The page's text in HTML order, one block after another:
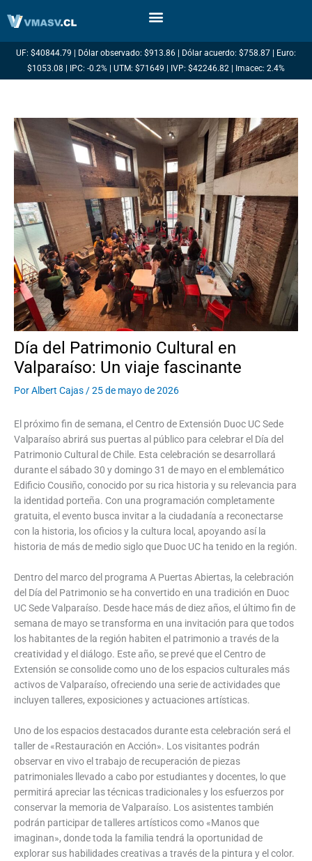
UF: $40844.79 | Dólar observado: $913.86 | Dólar acuerdo: $758.87 | Euro:
$1053.08 | IPC: -0.2% | UTM: $71649 | IVP: $42246.82 | Imacec: 2.4%
Día del Patrimonio Cultural en
Valparaíso: Un viaje fascinante
PorAlbert Cajas /25 de mayo de 2026
El próximo fin de semana, el Centro de Extensión Duoc UC Sede
Valparaíso abrirá sus puertas al público para celebrar el Día del
Patrimonio Cultural de Chile. Esta celebración se desarrollará
durante el sábado 30 y domingo 31 de mayo en el emblemático
Edificio Cousiño, conocido por su rica historia y su relevancia para
la identidad porteña. Con una programación completamente
gratuita, el evento busca invitar a la ciudadanía a reconectarse
con la historia, los oficios y la cultura local, apoyando así la
historia de más de medio siglo que Duoc UC ha tenido en la región.
Dentro del marco del programa A Puertas Abiertas, la celebración
del Día del Patrimonio se ha convertido en una tradición en Duoc
UC Sede Valparaíso. Desde hace más de diez años, el último fin de
semana de mayo se transforma en una invitación para que todos
los habitantes de la región habiten el patrimonio a través de la
creatividad y el diálogo. Este año, se prevé que el Centro de
Extensión se consolide como uno de los espacios culturales más
activos de Valparaíso, ofreciendo una serie de actividades que
incluyen talleres, exposiciones y actuaciones artísticas.
Uno de los espacios destacados durante esta celebración será el
taller de «Restauración en Acción». Los visitantes podrán
observar en vivo el trabajo de recuperación de piezas
patrimoniales llevado a cabo por estudiantes y docentes, lo que
permitirá apreciar las técnicas tradicionales y los esfuerzos por
conservar la memoria de Valparaíso. Los asistentes también
podrán participar de talleres artísticos como «Manos que
imaginan», donde toda la familia tendrá la oportunidad de
explorar sus habilidades creativas a través de la pintura y el color.